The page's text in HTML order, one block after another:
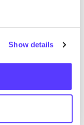
Show details
like